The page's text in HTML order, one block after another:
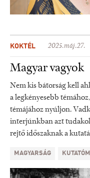
KOKTÉL 2025.máj.27.
Magyar vagyok
Nem kis bátorság kell
a legkényesebb
témájához nyúljon.
interjúnkban azt
rejtő időszaknak a
MAGYARSÁG